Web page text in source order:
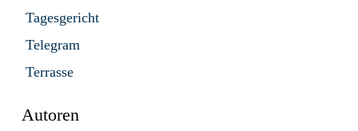
Tagesgericht
Telegram
Terrasse
Autoren